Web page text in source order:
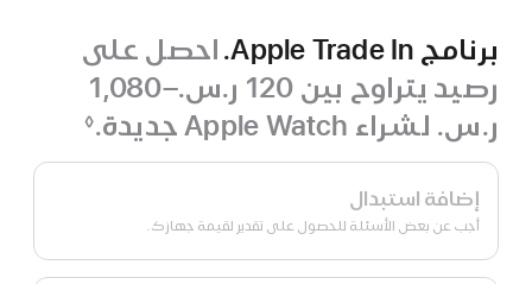
برنامج Apple Trade In.
احصل على
رصيد يتراوح بين 120 ر.س.‏–1,080
ر.س.‏ لشراء Apple Watch جديدة.
حاشية
◊
برنامج
Apple Trade In.
إضافة استبدال
أجب عن بعض الأسئلة للحصول على تقدير لقيمة جهازك.